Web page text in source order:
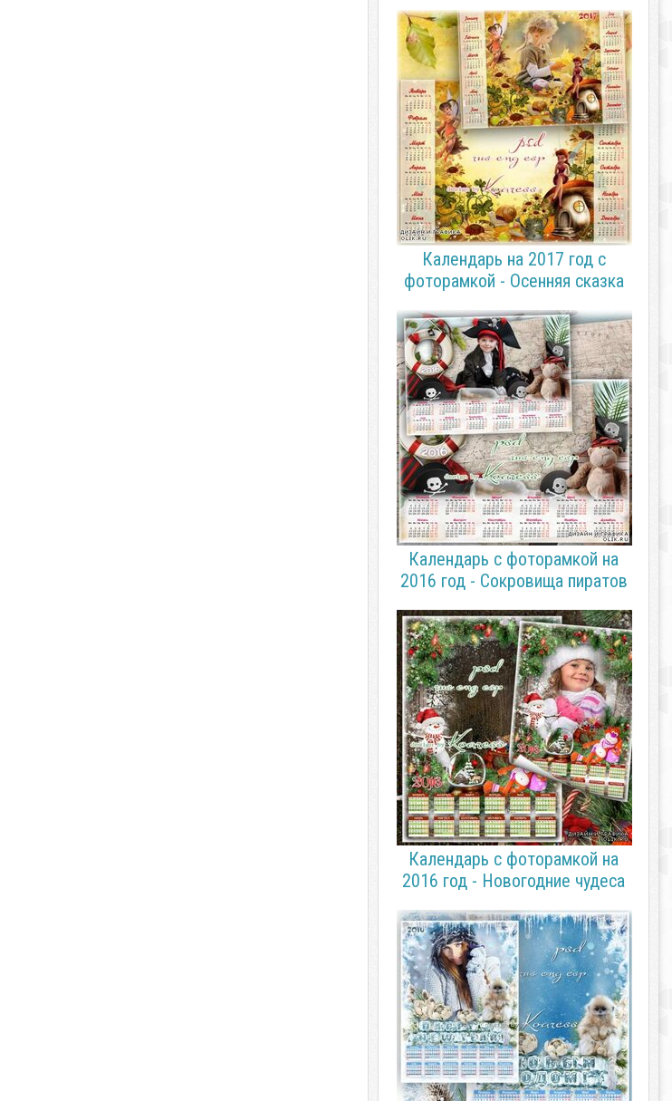
Календарь на 2017 год с
фоторамкой - Осенняя сказка
Календарь с фоторамкой на
2016 год - Сокровища пиратов
Календарь с фоторамкой на
2016 год - Новогодние чудеса